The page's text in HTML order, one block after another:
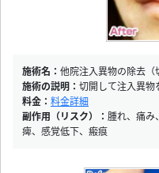
施術名： 他院注入異物の除去（
施術の説明： 切開して注入異物
料金： 料金詳細
副作用（リスク）： 腫れ、痛み
痺、感覚低下、瘢痕